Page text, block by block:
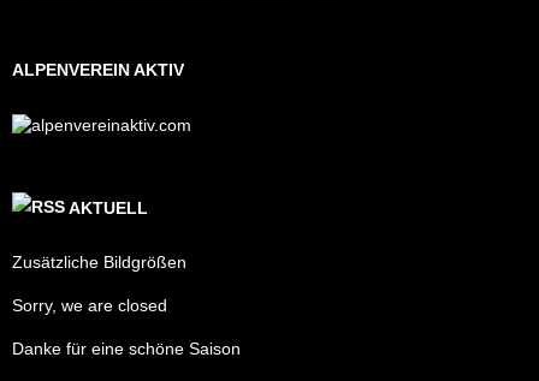
ALPENVEREIN AKTIV
AKTUELL
Zusätzliche Bildgrößen
Sorry, we are closed
Danke für eine schöne Saison